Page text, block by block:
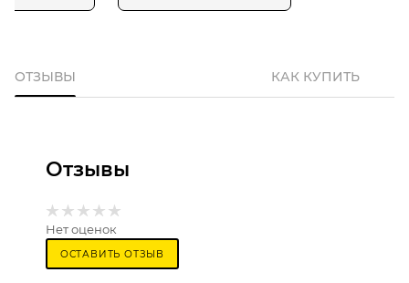
ОТЗЫВЫ КАК КУПИТЬ
Отзывы
Нет оценок
ОСТАВИТЬ ОТЗЫВ